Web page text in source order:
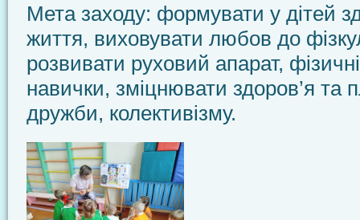
Мета заходу: формувати у дітей
життя, виховувати любов до
розвивати руховий апарат,
навички, зміцнювати здоров’я та
дружби, колективізму.